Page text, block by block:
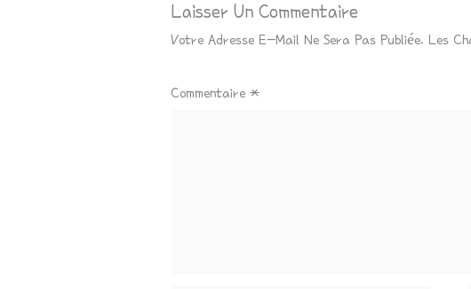
Laisser Un Commentaire
Votre Adresse E-Mail Ne Sera Pas Publiée. Les
Commentaire*